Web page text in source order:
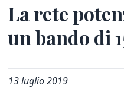
La rete
un bando di
13 luglio 2019